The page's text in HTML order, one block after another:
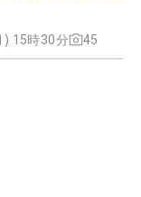
) 15時30分 45